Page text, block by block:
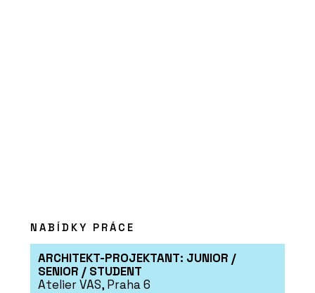
Prémiové dřevostavby ve spolupráci s
architektem - Eko Modular
NABÍDKY PRÁCE
ARCHITEKT-PROJEKTANT: JUNIOR /
SENIOR / STUDENT
Atelier VAS, Praha 6